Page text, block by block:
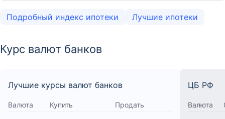
Подробный индекс ипотеки Лучшие ипотеки
Курс валют банков
Лучшие курсы валют банков
Валюта Купить Продать
ЦБ РФ
Валюта